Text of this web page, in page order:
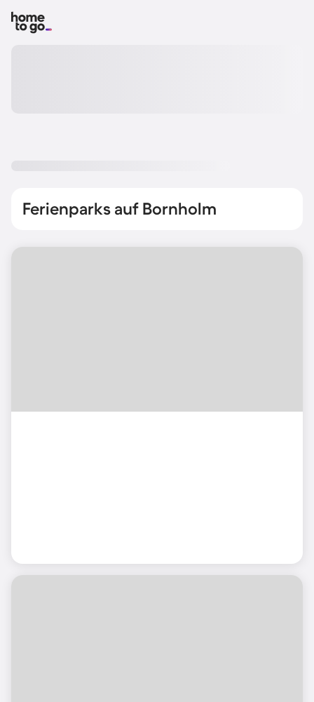
Ferienparks auf Bornholm